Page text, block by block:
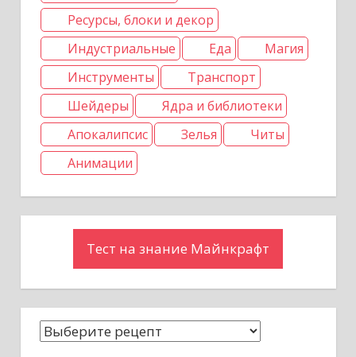
Ресурсы, блоки и декор
Индустриальные
Еда
Магия
Инструменты
Транспорт
Шейдеры
Ядра и библиотеки
Апокалипсис
Зелья
Читы
Анимации
Тест на знание Майнкрафт